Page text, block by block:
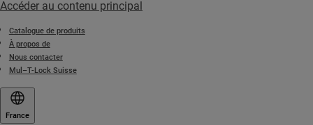
Accéder au contenu principal
Catalogue de produits
À propos de
Nous contacter
Mul–T-Lock Suisse
France